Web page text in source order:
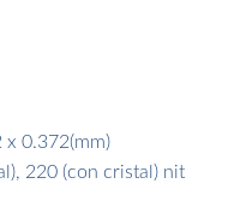
x 0.372(mm)
220 (con cristal) nit